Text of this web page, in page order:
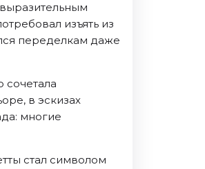
изъять из
переделкам даже
сочетала
в эскизах
многие
стал символом